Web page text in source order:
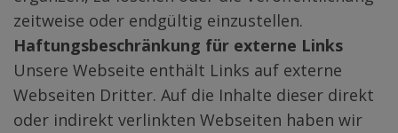
zeitweise oder endgültig einzustellen.
Haftungsbeschränkung für externe Links
Unsere Webseite enthält Links auf externe
Webseiten Dritter. Auf die Inhalte dieser direkt
oder indirekt verlinkten Webseiten haben wir